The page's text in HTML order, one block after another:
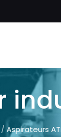
/ Aspirateurs